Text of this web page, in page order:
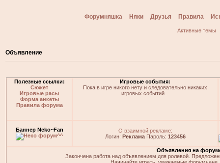
Форумняшка Няки Друзья Правила
Активные темы
Объявление
Полезные ссылки:
Сюжет
Игровые расы
Форма анкеты
Правила форума
Игровые события:
Пока в игре никого нету и следовательно никаких
игровых событий...
Баннер Neko~Fan
О взаимной рекламе:
Логин: РекламаПароль: 123456
Объявления на
Закончена работа над объявлением для ролевой.